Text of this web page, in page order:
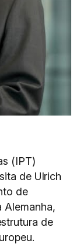
(IPT)
de Ulrich
de
Alemanha,
de